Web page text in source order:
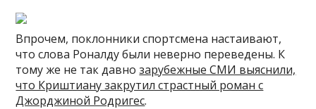
Впрочем, поклонники спортсмена настаивают,
что слова Роналду были неверно переведены. К
тому же не так давнозарубежные СМИ выяснили,
что Криштиану закрутил страстный роман с
Джорджиной Родригес.